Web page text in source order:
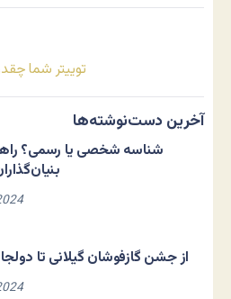
توییتر شما
آخرین دست‌نوشته‌ها
شناسه شخصی یا رسمی؟
از جشن گازفوشان گیلانی تا